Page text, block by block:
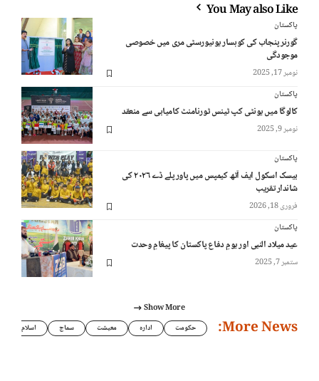
You May also Like
پاکستان
گورنر پنجاب کی کوہسار یونیورسٹی مری میں خصوصی
موجودگی
نومبر 17, 2025
پاکستان
کالوگا میں یونٹی کپ ٹینس ٹورنامنٹ کامیابی سے منعقد
نومبر 9, 2025
پاکستان
بیسک اسکول ایف آٹھ کیمپس میں پاور پلے ڈے ۲۰۲۶ کی
شاندار تقریب
فروری 18, 2026
پاکستان
عید میلاد النبی اور یومِ دفاع پاکستان کا پیغامِ وحدت
ستمبر 7, 2025
Show More
More News: حکومت ادارہ معیشت سماج اسلام